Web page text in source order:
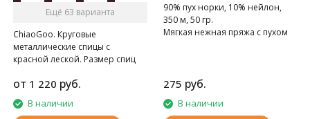
Ещё 63 варианта
ChiaoGoo. Круговые
металлические спицы с
красной леской. Размер спиц
кончики. Леска представляет
собой металлический трос,
обтянутый нейлоном.
от 1 220 руб.
В наличии
90% пух норки, 10% нейлон,
350 м, 50 гр.
Мягкая нежная пряжа с пухом
275 руб.
В наличии